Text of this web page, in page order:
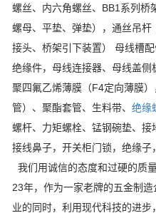
螺丝、内六角螺丝、BB1系列桥
螺母、平垫、弹垫），通丝吊杆
接头、桥架引下装置） 母线槽
绝缘件，母线连接器、母线盖侧
聚四氟乙烯薄膜（F4定向薄膜
管）、聚酯套管、生料带、 绝缘
螺杆、力矩螺栓、锰钢碗垫、接
接线鼻子，开关柜门锁，绝缘
我们用诚信的态度和过硬的质
23年，作为一家老牌的五金制
业的同时，利用现代科技的进